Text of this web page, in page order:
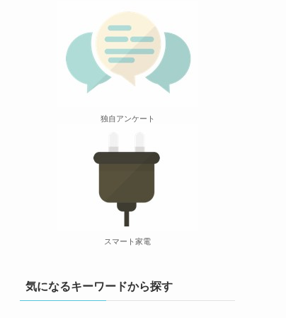
独自アンケート
スマート家電
気になるキーワードから探す